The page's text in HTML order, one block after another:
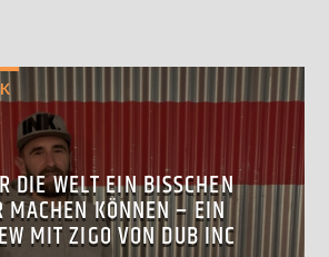
DIE WELT EIN BISSCHEN
MACHEN KÖNNEN – EIN
MIT ZIGO VON DUB INC